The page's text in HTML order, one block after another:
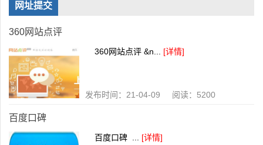
网址提交
360网站点评
360网站点评 &n... [详情]
发布时间：21-04-09 阅读：5200
百度口碑
百度口碑 ... [详情]